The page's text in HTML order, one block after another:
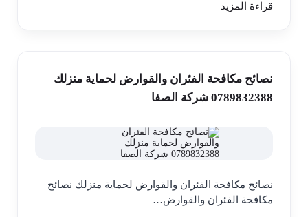
قراءة المزيد
نصائح مكافحة الفئران والقوارض لحماية منزلك
0789832388 شركة الصفا
نصائح مكافحة الفئران والقوارض لحماية منزلك نصائح
مكافحة الفئران والقوارض…